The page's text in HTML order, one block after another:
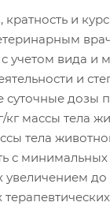
кратность и
учетом вида и
и
дозы
кг массы тела
тела
с минимальных
увеличением